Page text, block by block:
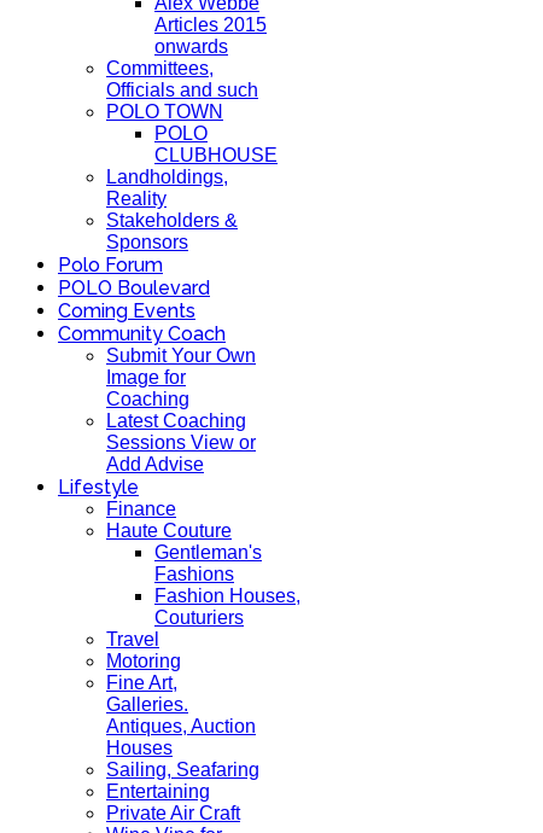
Articles 2015
onwards
Committees,
Officials and such
POLO TOWN
POLO
CLUBHOUSE
Landholdings,
Reality
Stakeholders &
Sponsors
Polo Forum
POLO Boulevard
Coming Events
Community Coach
Submit Your Own
Image for
Coaching
Latest Coaching
Sessions View or
Add Advise
Lifestyle
Finance
Haute Couture
Gentleman's
Fashions
Fashion Houses,
Couturiers
Travel
Motoring
Fine Art,
Galleries.
Antiques, Auction
Houses
Sailing, Seafaring
Entertaining
Private Air Craft